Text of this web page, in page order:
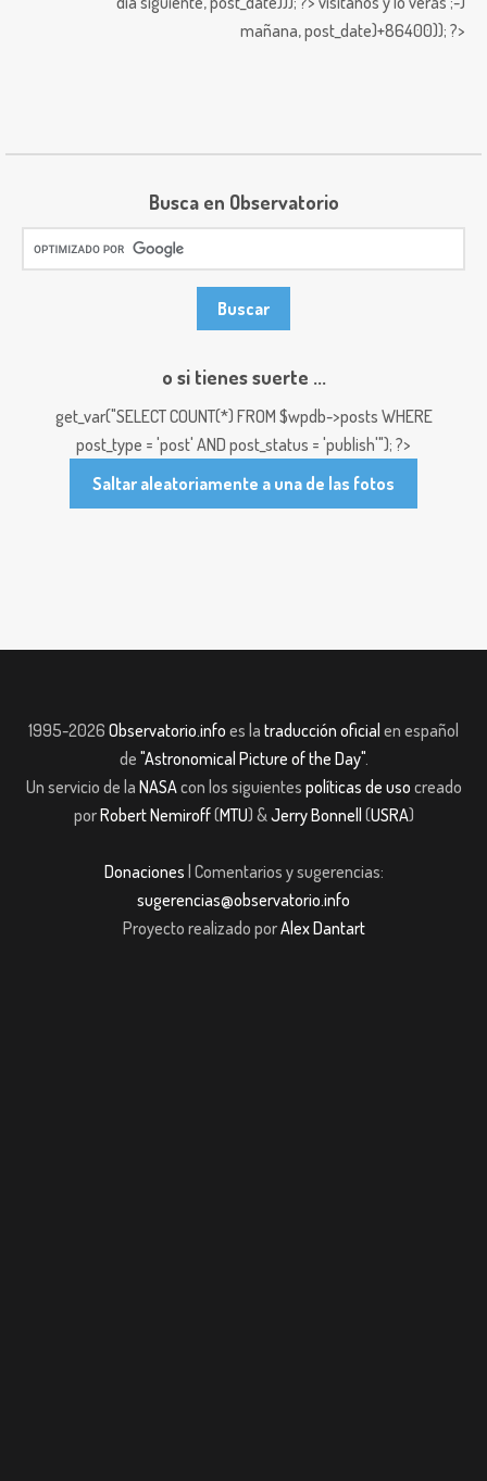
mañana,post_date)+86400)); ?>
Busca en Observatorio
o si tienes suerte ...
get_var("SELECT COUNT(*) FROM $wpdb->posts WHERE
post_type = 'post' AND post_status = 'publish'"); ?>
Saltar aleatoriamente a una de las fotos
1995-2026 Observatorio.info es la traducción oficial en español
de "Astronomical Picture of the Day".
Un servicio de la NASAcon los siguientes políticas de uso creado
porRobert Nemiroff(MTU) &Jerry Bonnell (USRA)
Donaciones | Comentarios y sugerencias:
sugerencias@observatorio.info
Proyecto realizado porAlex Dantart